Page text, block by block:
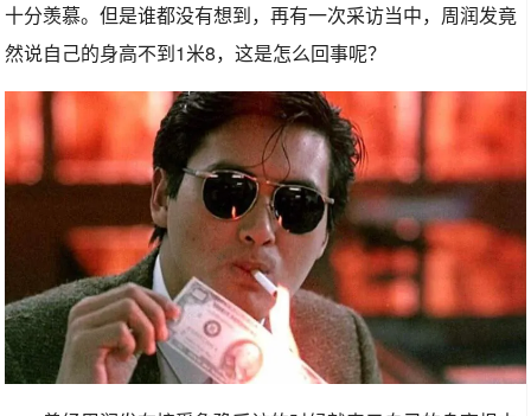
十分羡慕。但是谁都没有想到，再有一次采访当中，周润发竟
然说自己的身高不到1米8，这是怎么回事呢？